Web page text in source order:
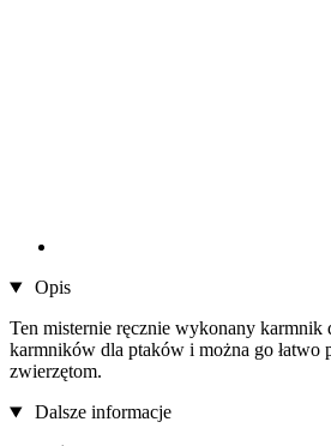
Opis
Ten misternie ręcznie wykonany
karmników dla ptaków i można go łatwo
zwierzętom.
Dalsze informacje